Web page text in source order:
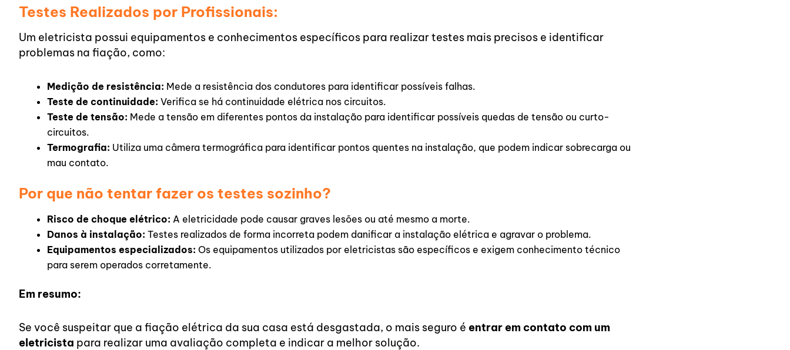
Testes Realizados por Profissionais:
Um eletricista possui equipamentos e conhecimentos específicos para realizar testes mais precisos e identificar
problemas na fiação, como:
Medição de resistência: Mede a resistência dos condutores para identificar possíveis falhas.
Teste de continuidade: Verifica se há continuidade elétrica nos circuitos.
Teste de tensão: Mede a tensão em diferentes pontos da instalação para identificar possíveis quedas de tensão ou curto-
circuitos.
Termografia: Utiliza uma câmera termográfica para identificar pontos quentes na instalação, que podem indicar sobrecarga ou
mau contato.
Por que não tentar fazer os testes sozinho?
Risco de choque elétrico: A eletricidade pode causar graves lesões ou até mesmo a morte.
Danos à instalação: Testes realizados de forma incorreta podem danificar a instalação elétrica e agravar o problema.
Equipamentos especializados: Os equipamentos utilizados por eletricistas são específicos e exigem conhecimento técnico
para serem operados corretamente.
Em resumo:
Se você suspeitar que a fiação elétrica da sua casa está desgastada, o mais seguro é entrar em contato com um
eletricista para realizar uma avaliação completa e indicar a melhor solução.